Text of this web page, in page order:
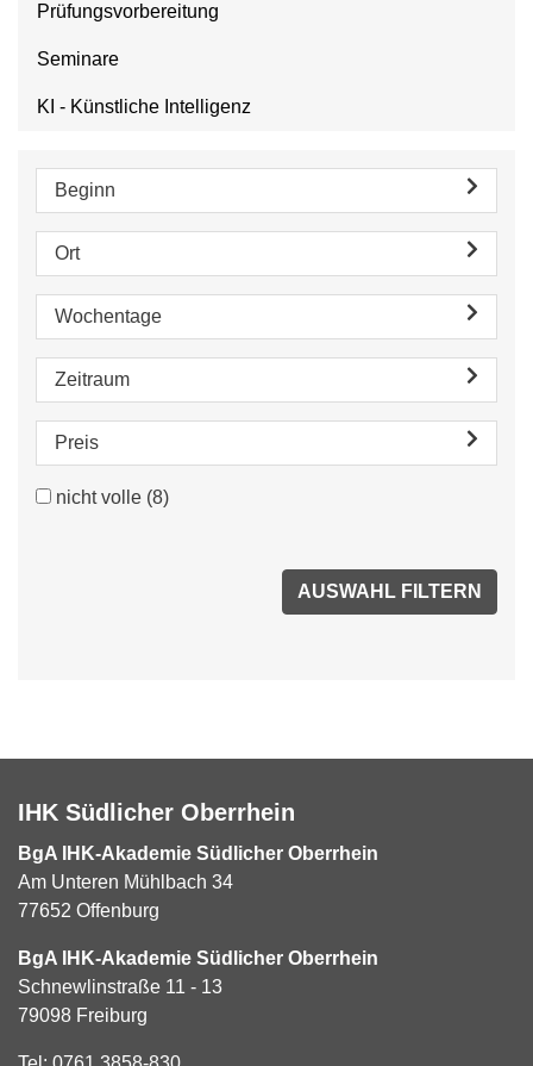
Prüfungsvorbereitung
Seminare
KI - Künstliche Intelligenz
Beginn
Ort
Wochentage
Zeitraum
Preis
nicht volle (8)
IHK Südlicher Oberrhein
BgA IHK-Akademie Südlicher Oberrhein
Am Unteren Mühlbach 34
77652 Offenburg
BgA IHK-Akademie Südlicher Oberrhein
Schnewlinstraße 11 - 13
79098 Freiburg